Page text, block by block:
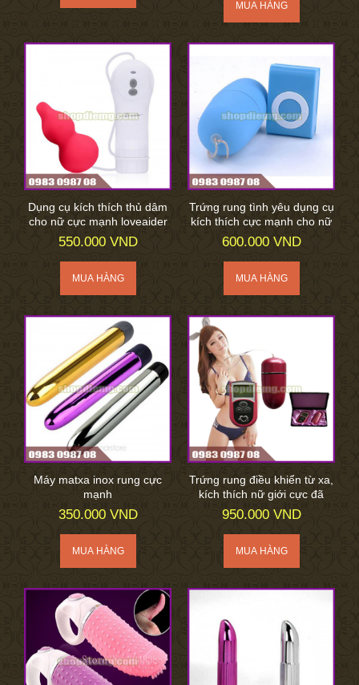
Dụng cụ kích thích thủ dâm
cho nữ cực mạnh loveaider
550.000 VND
Trứng rung tình yêu dụng cụ
kích thích cực mạnh cho nữ
600.000 VND
Máy matxa inox rung cực
mạnh
350.000 VND
Trứng rung điều khiển từ xa,
kích thích nữ giới cực đã
950.000 VND